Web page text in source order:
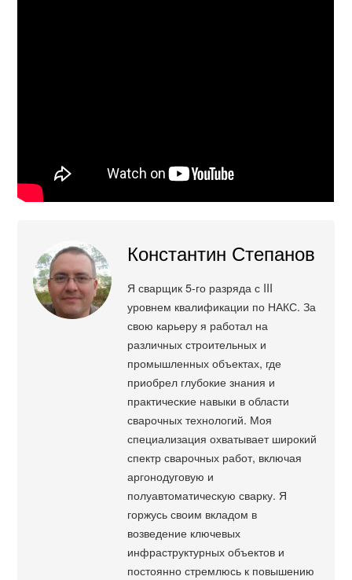
Константин Степанов
Я сварщик 5-го разряда с III
уровнем квалификации по НАКС. За
свою карьеру я работал на
различных строительных и
промышленных объектах, где
приобрел глубокие знания и
практические навыки в области
сварочных технологий. Моя
специализация охватывает широкий
спектр сварочных работ, включая
аргонодуговую и
полуавтоматическую сварку. Я
горжусь своим вкладом в
возведение ключевых
инфраструктурных объектов и
постоянно стремлюсь к повышению